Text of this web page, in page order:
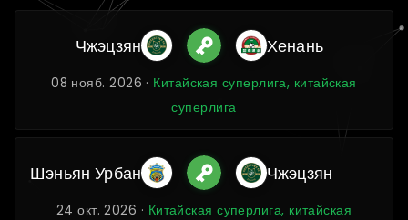
Чжэцзян Хенань
08 нояб. 2026 · Китайская суперлига, китайская
суперлига
Шэньян Урбан Чжэцзян
24 окт. 2026 · Китайская суперлига, китайская